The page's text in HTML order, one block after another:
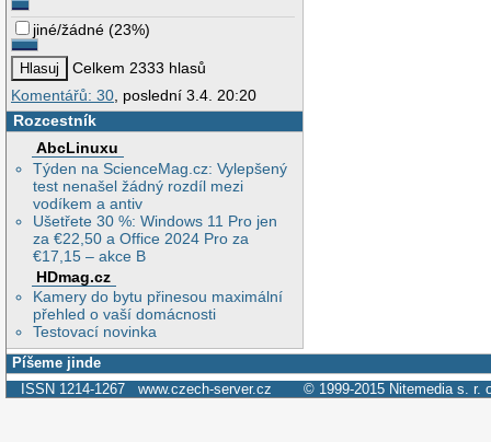
jiné/žádné (23%)
Celkem 2333 hlasů
Komentářů: 30, poslední 3.4. 20:20
Rozcestník
AbcLinuxu
Týden na ScienceMag.cz: Vylepšený
test nenašel žádný rozdíl mezi
vodíkem a antiv
Ušetřete 30 %: Windows 11 Pro jen
za €22,50 a Office 2024 Pro za
€17,15 – akce B
HDmag.cz
Kamery do bytu přinesou maximální
přehled o vaší domácnosti
Testovací novinka
Píšeme jinde
ISSN 1214-1267 www.czech-server.cz © 1999-2015 Nitemedia s. r.